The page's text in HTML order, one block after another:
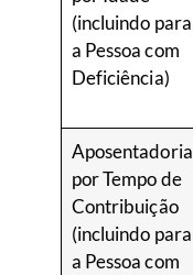
(incluindo para
a Pessoa com
Deficiência)
Aposentadoria
por Tempo de
Contribuição
(incluindo para
a Pessoa com